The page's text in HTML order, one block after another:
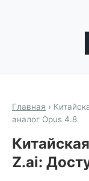
Главная ›
аналог Opus 4.8
Z.ai: